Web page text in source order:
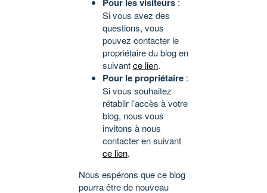
Si vous avez des
questions, vous
pouvez contacter le
propriétaire du blog en
suivantce lien.
Pour le propriétaire :
Si vous souhaitez
rétablir l’accès à votre
blog, nous vous
invitons à nous
contacter en suivant
ce lien.
Nous espérons que ce blog
pourra être de nouveau